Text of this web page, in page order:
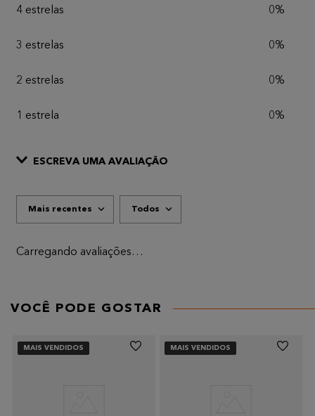
4 estrelas 0%
3 estrelas 0%
2 estrelas 0%
1 estrela 0%
ESCREVA UMA AVALIAÇÃO
★ ★★★★
Mais recentes Todos
Carregando avaliações…
VOCÊ PODE GOSTAR
MAIS VENDIDOS MAIS VENDIDOS